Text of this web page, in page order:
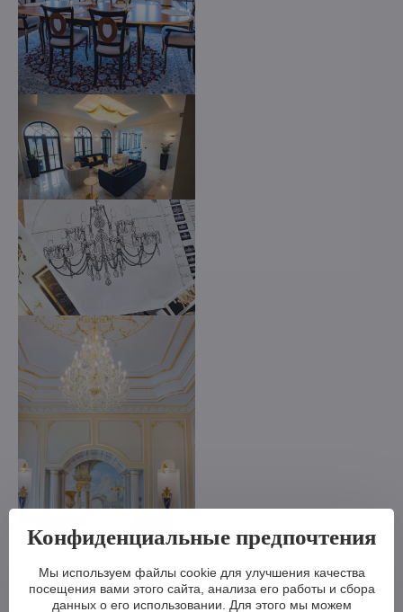
Мы можем сделать хрустальную люстру меньше или
укоротить или удлинить цепь - возможности практически
безграничны. А если вам этого недостаточно, мы можем
Конфиденциальные предпочтения
Мы используем файлы cookie для улучшения качества
посещения вами этого сайта, анализа его работы и сбора
данных о его использовании. Для этого мы можем